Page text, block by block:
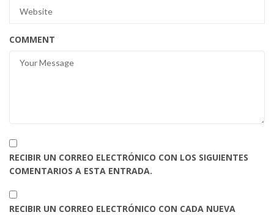
COMMENT
RECIBIR UN CORREO ELECTRÓNICO CON LOS SIGUIENTES
COMENTARIOS A ESTA ENTRADA.
RECIBIR UN CORREO ELECTRÓNICO CON CADA NUEVA